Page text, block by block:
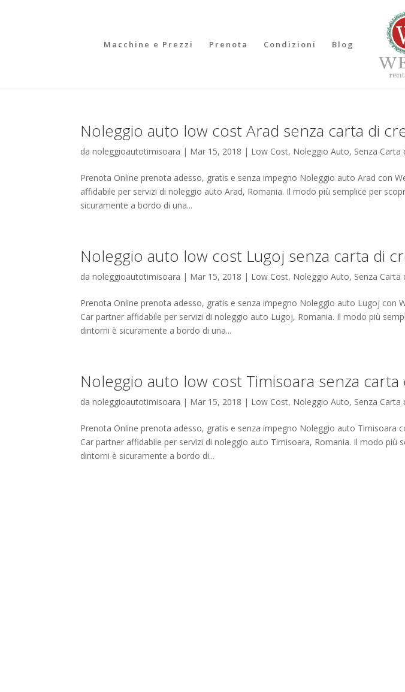
Macchine e Prezzi Prenota Condizioni Blog
Noleggio auto low cost Arad senza carta di
danoleggioautotimisoara | Mar 15, 2018 | Low Cost, Noleggio Auto, Senza Carta
Prenota Online prenota adesso, gratis e senza impegno Noleggio auto Arad con
affidabile per servizi di noleggio auto Arad, Romania. Il modo più semplice per
sicuramente a bordo di una...
Noleggio auto low cost Lugoj senza carta di
danoleggioautotimisoara | Mar 15, 2018 | Low Cost, Noleggio Auto, Senza Carta
Prenota Online prenota adesso, gratis e senza impegno Noleggio auto Lugoj con
Car partner affidabile per servizi di noleggio auto Lugoj, Romania. Il modo più
dintorni è sicuramente a bordo di una...
Noleggio auto low cost Timisoara senza
danoleggioautotimisoara | Mar 15, 2018 | Low Cost, Noleggio Auto, Senza Carta
Prenota Online prenota adesso, gratis e senza impegno Noleggio auto Timisoara
Car partner affidabile per servizi di noleggio auto Timisoara, Romania. Il modo più
dintorni è sicuramente a bordo di...